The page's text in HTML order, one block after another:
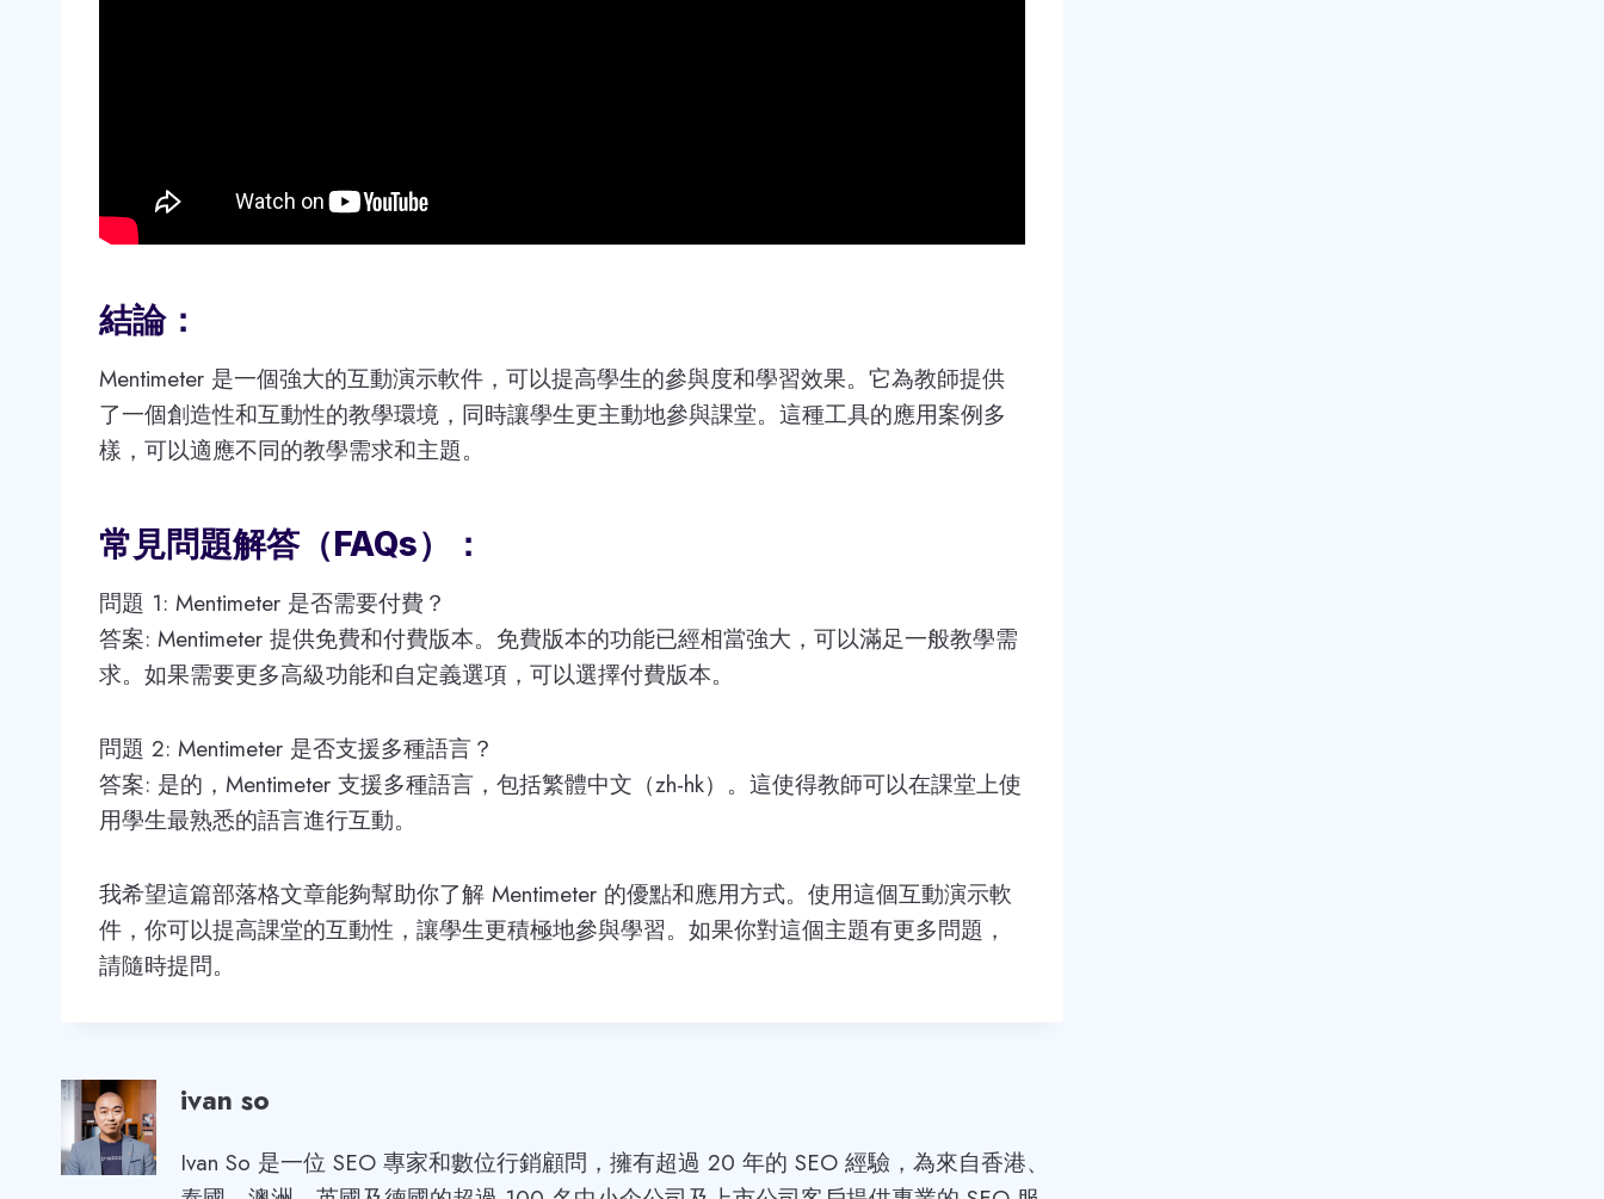
結論：
Mentimeter 是一個強大的互動演示軟件，可以提高學生的參與度和學習效果。它為教師提供
了一個創造性和互動性的教學環境，同時讓學生更主動地參與課堂。這種工具的應用案例多
樣，可以適應不同的教學需求和主題。
常見問題解答（FAQs）：
問題 1: Mentimeter 是否需要付費？
答案: Mentimeter 提供免費和付費版本。免費版本的功能已經相當強大，可以滿足一般教學需
求。如果需要更多高級功能和自定義選項，可以選擇付費版本。
問題 2: Mentimeter 是否支援多種語言？
答案: 是的，Mentimeter 支援多種語言，包括繁體中文（zh-hk）。這使得教師可以在課堂上使
用學生最熟悉的語言進行互動。
我希望這篇部落格文章能夠幫助你了解 Mentimeter 的優點和應用方式。使用這個互動演示軟
件，你可以提高課堂的互動性，讓學生更積極地參與學習。如果你對這個主題有更多問題，
請隨時提問。
ivan so
Ivan So 是一位 SEO 專家和數位行銷顧問，擁有超過 20 年的 SEO 經驗，為來自香港、